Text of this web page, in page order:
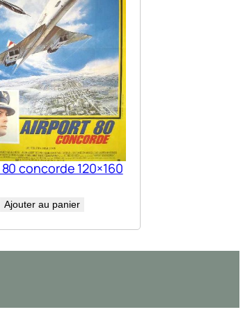
concorde 120×160
Ajouter au panier